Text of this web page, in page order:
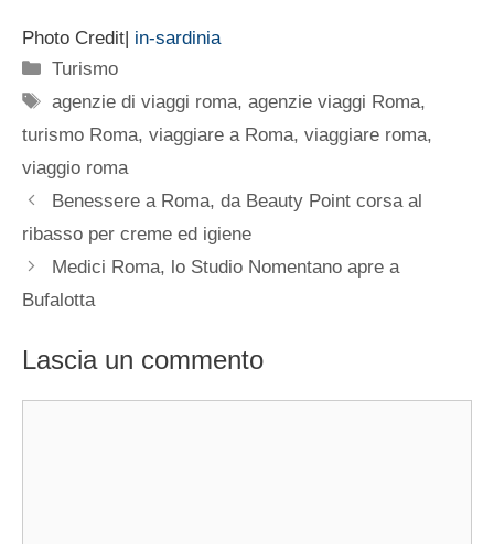
Photo Credit| in-sardinia
Categorie
Turismo
Tag
agenzie di viaggi roma,agenzie viaggi Roma,
turismo Roma, viaggiare a Roma, viaggiare roma,
viaggio roma
Benessere a Roma, da Beauty Point corsa al
ribasso per creme ed igiene
Medici Roma, lo Studio Nomentano apre a
Bufalotta
Lascia un commento